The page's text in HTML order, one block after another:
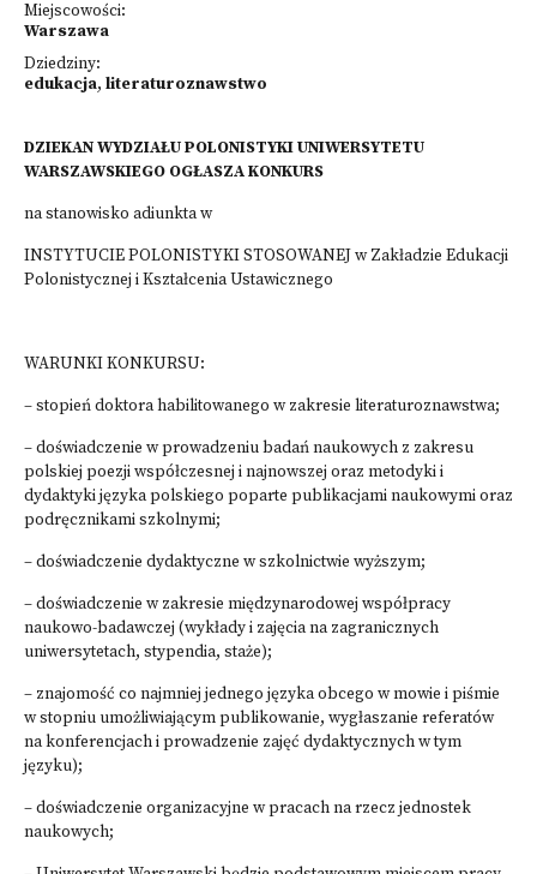
Miejscowości:
Warszawa
Dziedziny:
edukacja, literaturoznawstwo
DZIEKAN WYDZIAŁU POLONISTYKI UNIWERSYTETU
WARSZAWSKIEGO OGŁASZA KONKURS
na stanowisko adiunkta w
INSTYTUCIE POLONISTYKI STOSOWANEJ w Zakładzie Edukacji
Polonistycznej i Kształcenia Ustawicznego
WARUNKI KONKURSU:
– stopień doktora habilitowanego w zakresie literaturoznawstwa;
– doświadczenie w prowadzeniu badań naukowych z zakresu
polskiej poezji współczesnej i najnowszej oraz metodyki i
dydaktyki języka polskiego poparte publikacjami naukowymi oraz
podręcznikami szkolnymi;
– doświadczenie dydaktyczne w szkolnictwie wyższym;
– doświadczenie w zakresie międzynarodowej współpracy
naukowo-badawczej (wykłady i zajęcia na zagranicznych
uniwersytetach, stypendia, staże);
– znajomość co najmniej jednego języka obcego w mowie i piśmie
w stopniu umożliwiającym publikowanie, wygłaszanie referatów
na konferencjach i prowadzenie zajęć dydaktycznych w tym
języku);
– doświadczenie organizacyjne w pracach na rzecz jednostek
naukowych;